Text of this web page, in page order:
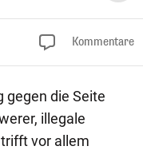
Kommentare
gegen die Seite
illegale
vor allem